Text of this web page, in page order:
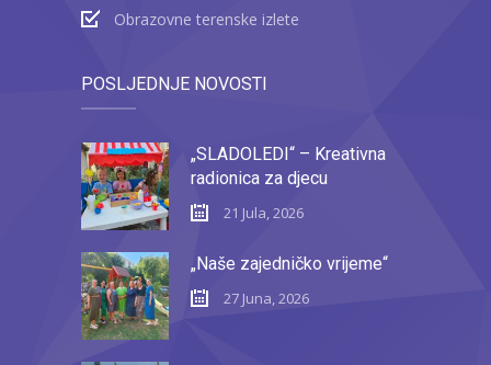
Obrazovne terenske izlete
POSLJEDNJE NOVOSTI
„SLADOLEDI“ – Kreativna
radionica za djecu
21 Jula, 2026
„Naše zajedničko vrijeme“
27 Juna, 2026